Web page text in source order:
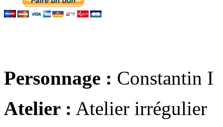
Personnage : Constantin I
Atelier : Atelier irrégulier